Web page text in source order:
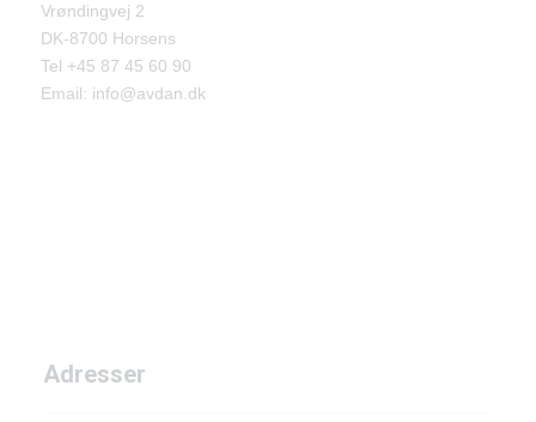
Vrøndingvej 2
DK-8700 Horsens
Tel +45 87 45 60 90
Email: info@avdan.dk
Adresser